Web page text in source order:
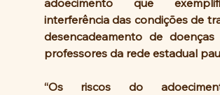
interferência das condições de
desencadeamento de
professores da rede estadual
“Os riscos do